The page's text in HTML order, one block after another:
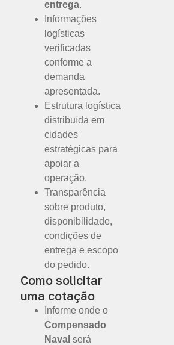
entrega.
Informações
logísticas
verificadas
conforme a
demanda
apresentada.
Estrutura logística
distribuída em
cidades
estratégicas para
apoiar a
operação.
Transparência
sobre produto,
disponibilidade,
condições de
entrega e escopo
do pedido.
Como solicitar
uma cotação
Informe onde o
Compensado
Naval será